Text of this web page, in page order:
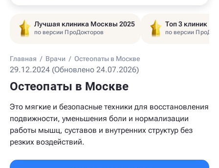
Лучшая клиника Москвы 2025
по версии ПроДокторов
Топ 3 клиник
по версии
Главная / Врачи / Остеопаты в Москве
29.12.2024 (Обновлено 24.07.2026)
Остеопаты в Москве
Это мягкие и безопасные техники для восстановления
подвижности, уменьшения боли и нормализации
работы мышц, суставов и внутренних структур без
резких воздействий.